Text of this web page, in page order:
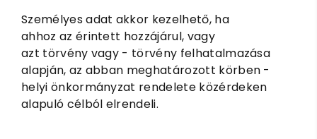
Személyes adat akkor kezelhető, ha
ahhoz az érintett hozzájárul, vagy
azt törvény vagy - törvény felhatalmazása
alapján, az abban meghatározott körben -
helyi önkormányzat rendelete közérdeken
alapuló célból elrendeli.